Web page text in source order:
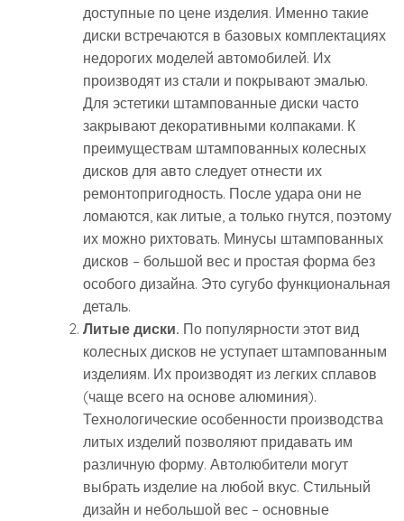
доступные по цене изделия. Именно такие
диски встречаются в базовых комплектациях
недорогих моделей автомобилей. Их
производят из стали и покрывают эмалью.
Для эстетики штампованные диски часто
закрывают декоративными колпаками. К
преимуществам штампованных колесных
дисков для авто следует отнести их
ремонтопригодность. После удара они не
ломаются, как литые, а только гнутся, поэтому
их можно рихтовать. Минусы штампованных
дисков – большой вес и простая форма без
особого дизайна. Это сугубо функциональная
деталь.
Литые диски. По популярности этот вид
колесных дисков не уступает штампованным
изделиям. Их производят из легких сплавов
(чаще всего на основе алюминия).
Технологические особенности производства
литых изделий позволяют придавать им
различную форму. Автолюбители могут
выбрать изделие на любой вкус. Стильный
дизайн и небольшой вес – основные